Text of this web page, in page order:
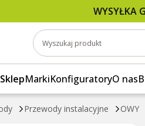
WYSYŁKA
Wyszukaj produkt
SklepMarkiKonfiguratoryO nas
Przewody instalacyjne OWY
(H05VV-F)